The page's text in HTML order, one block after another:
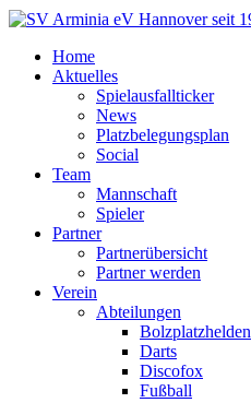
Home
Aktuelles
Spielausfallticker
News
Platzbelegungsplan
Social
Team
Mannschaft
Spieler
Partner
Partnerübersicht
Partner werden
Verein
Abteilungen
Bolzplatzhelden
Darts
Discofox
Fußball